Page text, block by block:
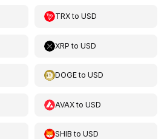
TRXtoUSD
XRP toUSD
DOGEtoUSD
AVAXtoUSD
SHIB toUSD